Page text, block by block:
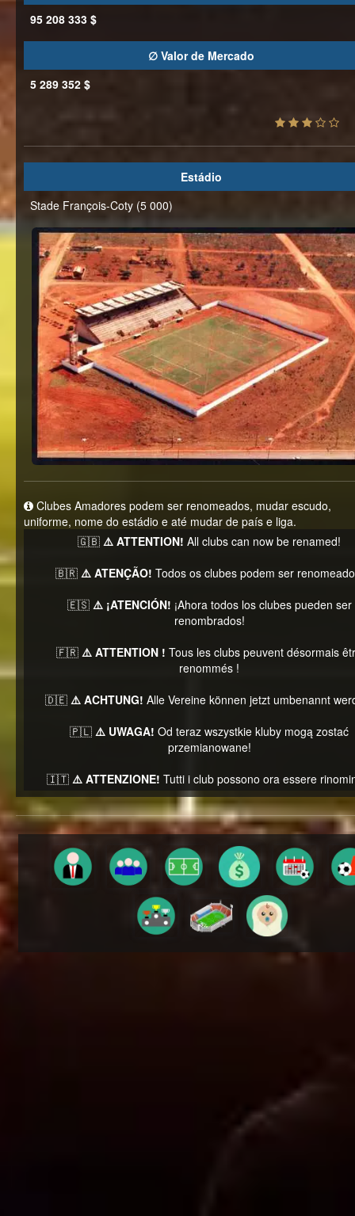
95 208 333 $
∅ Valor de Mercado
5 289 352 $
Estádio
Stade François-Coty (5 000)
Clubes Amadores podem ser renomeados, mudar escudo,
uniforme, nome do estádio e até mudar de país e liga.
🇬🇧 ⚠️ ATTENTION! All clubs can now be renamed!
🇧🇷 ⚠️ ATENÇÃO! Todos os clubes podem ser
🇪🇸 ⚠️ ¡ATENCIÓN! ¡Ahora todos los clubes pueden ser
renombrados!
🇫🇷 ⚠️ ATTENTION ! Tous les clubs peuvent désormais
renommés !
🇩🇪 ⚠️ ACHTUNG! Alle Vereine können jetzt umbenannt
🇵🇱 ⚠️ UWAGA! Od teraz wszystkie kluby mogą zostać
przemianowane!
🇮🇹 ⚠️ ATTENZIONE! Tutti i club possono ora essere